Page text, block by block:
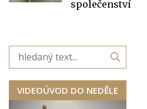
společenství
VIDEOÚVOD DO NEDĚLE